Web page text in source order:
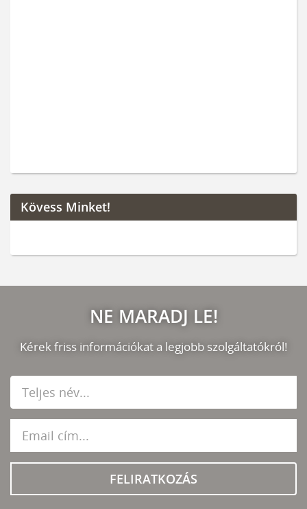
Kövess Minket!
NE MARADJ LE!
Kérek friss információkat a legjobb szolgáltatókról!
FELIRATKOZÁS